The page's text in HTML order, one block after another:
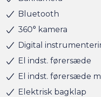
finansiering til
tager naturligvis også
Vi ses i Søborg
Bluetooth
360° kamera
Digital
El indst. førersæde
El indst. førersæde
Elektrisk bagklap